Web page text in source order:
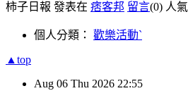
柿子日報 發表在 痞客邦 留言(0) 人
個人分類： 歡樂活動ˋ
▲top
Aug 06 Thu 2026 22:55